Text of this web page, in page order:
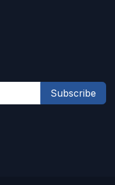
Subscribe